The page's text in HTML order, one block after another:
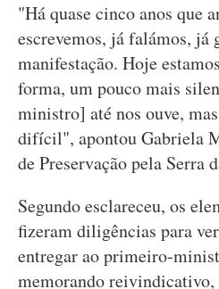
"Há quase cinco anos que
escrevemos, já falámos, já
manifestação. Hoje
forma, um pouco mais
ministro] até nos ouve,
difícil", apontou Gabriela
de Preservação pela Serra
Segundo esclareceu, os
fizeram diligências para
entregar ao primeiro-
memorando reivindicativo,